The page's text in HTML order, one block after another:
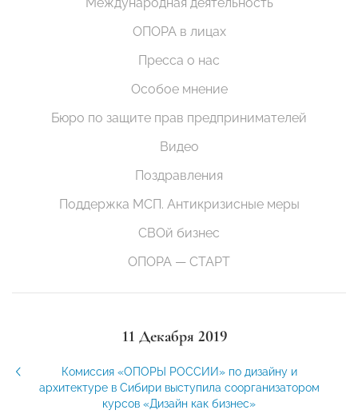
ОПОРА в лицах
Пресса о нас
Особое мнение
Бюро по защите прав предпринимателей
Видео
Поздравления
Поддержка МСП. Антикризисные меры
СВОй бизнес
ОПОРА — СТАРТ
11 Декабря 2019
Комиссия «ОПОРЫ РОССИИ» по дизайну и
архитектуре в Сибири выступила соорганизатором
курсов «Дизайн как бизнес»